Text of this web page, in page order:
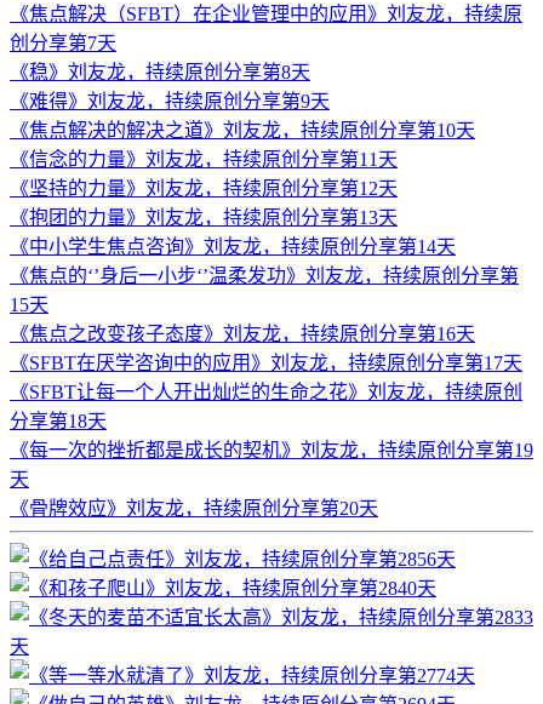
《焦点解决（SFBT）在企业管理中的应用》刘友龙，持续原
创分享第7天
《稳》刘友龙，持续原创分享第8天
《难得》刘友龙，持续原创分享第9天
《焦点解决的解决之道》刘友龙，持续原创分享第10天
《信念的力量》刘友龙，持续原创分享第11天
《坚持的力量》刘友龙，持续原创分享第12天
《抱团的力量》刘友龙，持续原创分享第13天
《中小学生焦点咨询》刘友龙，持续原创分享第14天
《焦点的‘’身后一小步‘’温柔发功》刘友龙，持续原创分享第
15天
《焦点之改变孩子态度》刘友龙，持续原创分享第16天
《SFBT在厌学咨询中的应用》刘友龙，持续原创分享第17天
《SFBT让每一个人开出灿烂的生命之花》刘友龙，持续原创
分享第18天
《每一次的挫折都是成长的契机》刘友龙，持续原创分享第19
天
《骨牌效应》刘友龙，持续原创分享第20天